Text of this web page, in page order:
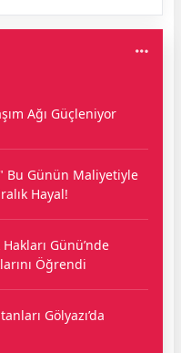
Ağı Güçleniyor
Bu Günün Maliyetiyle
Hayal!
Günü’nde
Öğrendi
Gölyazı’da